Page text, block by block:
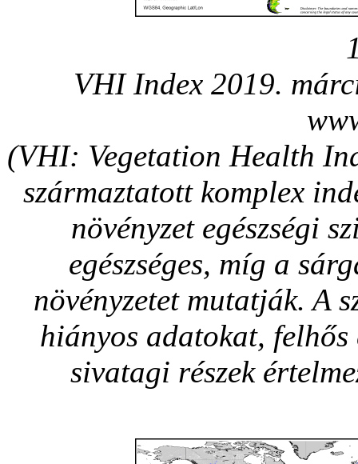
VHI Index 2019.
(VHI: Vegetation Health
származtatott komplex
növényzet egészségi
egészséges, míg a
növényzetet mutatják. A
hiányos adatokat,
sivatagi részek